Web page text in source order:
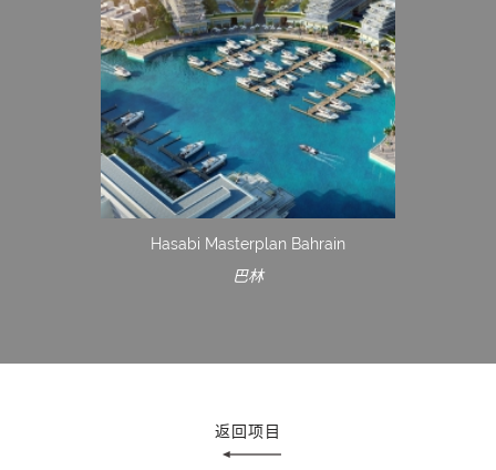
Hasabi Masterplan Bahrain
巴林
返回项目